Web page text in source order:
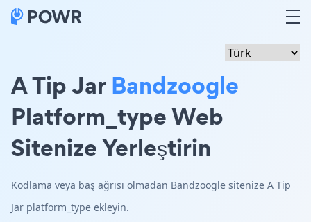
A Tip JarBandzoogle
Platform_type Web
Sitenize Yerleştirin
Kodlama veya baş ağrısı olmadan Bandzoogle sitenize A Tip
Jar platform_type ekleyin.